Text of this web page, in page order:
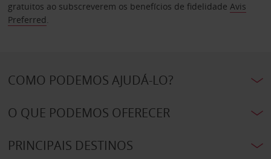
gratuitos ao subscreverem os benefícios de fidelidade Avis
Preferred.
COMO PODEMOS AJUDÁ-LO?
O QUE PODEMOS OFERECER
PRINCIPAIS DESTINOS